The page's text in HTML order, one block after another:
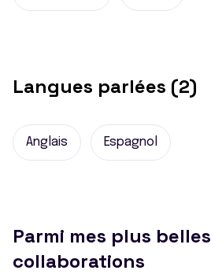
Langues parlées (2)
Anglais Espagnol
Parmi mes plus belles
collaborations